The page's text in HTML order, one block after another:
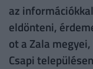
az
eldönteni,
ot a Zala
Csapi